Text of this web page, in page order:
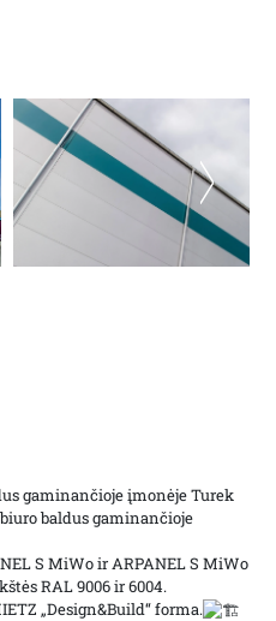
gaminančioje įmonėje Turek
baldus gaminančioje
S MiWo ir ARPANEL S MiWo
RAL 9006 ir 6004.
„Design&Build“ forma.